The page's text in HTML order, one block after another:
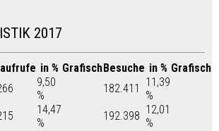
2017
in % GrafischBesuche in % Grafisch
9,50
%
182.411
11,39
%
14,47
%
192.398 12,01
%